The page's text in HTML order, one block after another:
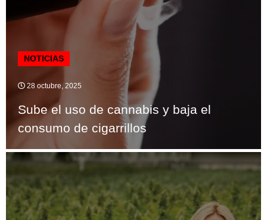
NOTICIAS
28 octubre, 2025
Sube el uso de cannabis y baja el
consumo de cigarrillos